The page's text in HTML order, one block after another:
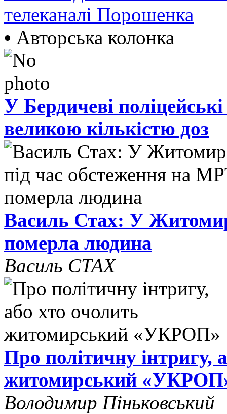
телеканалі Порошенка
• Авторська колонка
У Бердичеві
великою кількістю доз
Василь Стах: У
померла людина
Василь СТАХ
Про політичну інтригу,
житомирський
Володимир Піньковський